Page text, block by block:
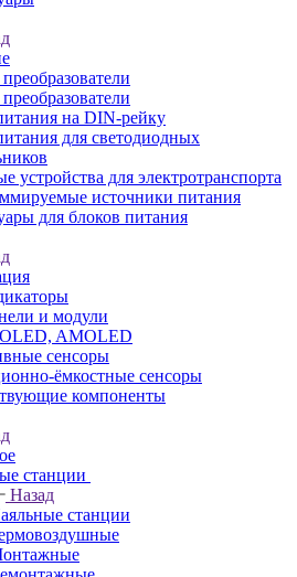
на DIN-рейку
для светодиодных
устройства для электротранспорта
источники питания
для блоков питания
и модули
OLED, AMOLED
сенсоры
ёмкостные сенсоры
компоненты
станции
Назад
станции